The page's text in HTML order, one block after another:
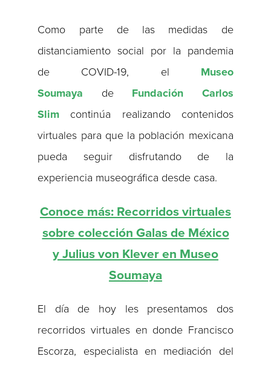
Como parte de las medidas de
distanciamiento social por la pandemia
de COVID-19, el Museo
Soumaya de Fundación Carlos
Slim continúa realizando contenidos
virtuales para que la población mexicana
pueda seguir disfrutando de la
experiencia museográfica desde casa.
Conoce más: Recorridos virtuales
sobre colección Galas de México
y Julius von Klever en Museo
Soumaya
El día de hoy les presentamos dos
recorridos virtuales en donde Francisco
Escorza, especialista en mediación del